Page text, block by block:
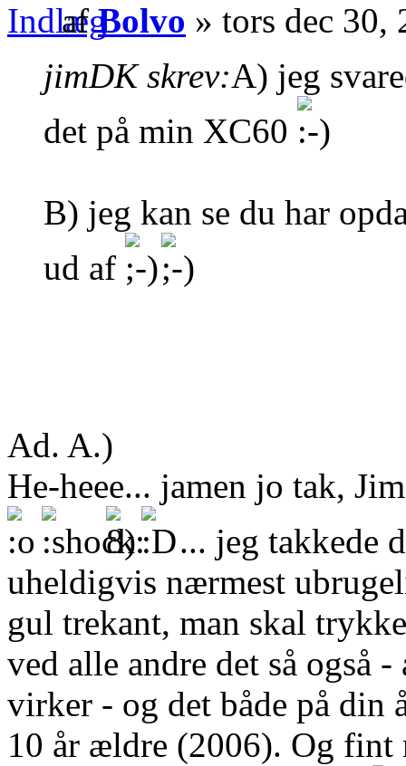
afBolvo » tors dec 30,
jimDK skrev:A) jeg
det på min XC60
B) jeg kan se du har
ud af
Ad. A.)
He-heee... jamen jo tak,
... jeg takkede
uheldigvis nærmest
gul trekant, man skal
ved alle andre det så også
virker - og det både på din
10 år ældre (2006). Og fint